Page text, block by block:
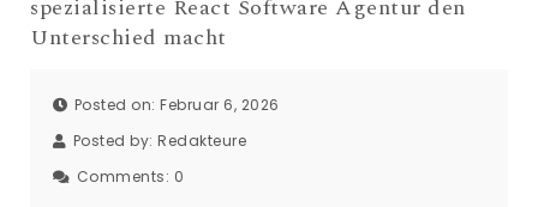
spezialisierte React Software Agentur den
Unterschied macht
Posted on: Februar 6, 2026
Posted by: Redakteure
Comments: 0